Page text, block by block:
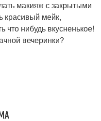
макияж с закрытыми
красивый мейк,
что нибудь вкусненькое!
вечеринки?